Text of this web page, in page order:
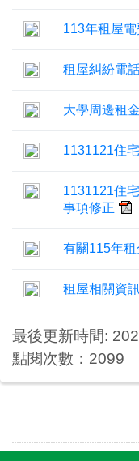
113年租屋
租屋糾紛電
大學周邊租
1131121住
1131121住
事項修正
有關115年
租屋相關資
最後更新時間:
點閱次數：2099